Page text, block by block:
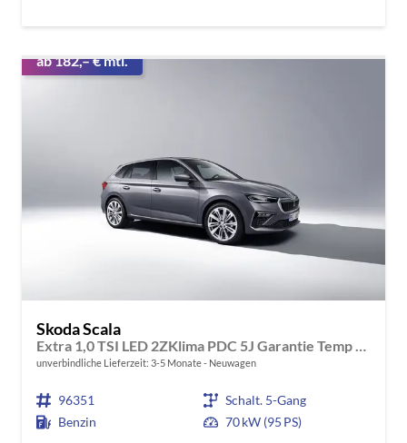
ab 182,– € mtl.
Skoda Scala
Extra 1,0 TSI LED 2ZKlima PDC 5J Garantie Temp Kamera Sunset Alu Felgen SmartLink Sitzheizung Multi Lederlenkrad Bluetooth
unverbindliche Lieferzeit: 3-5 Monate Neuwagen
96351
Schalt. 5-Gang
Benzin
70 kW (95 PS)